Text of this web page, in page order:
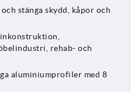
stänga skydd, kåpor och
rehab- och
aluminiumprofiler med 8